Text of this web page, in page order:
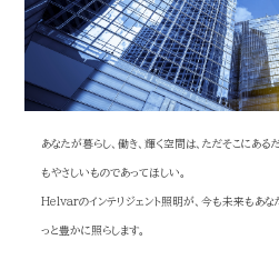
あなたが暮らし、働き、輝く空間は、ただそこにあるだ
もやさしいものであってほしい。
Helvarのインテリジェント照明が、今も未来もあな
っと豊かに照らします。